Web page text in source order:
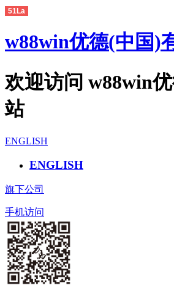
51La
w88win优德(中国)
欢迎访问 w88win
站
ENGLISH
ENGLISH
旗下公司
手机访问